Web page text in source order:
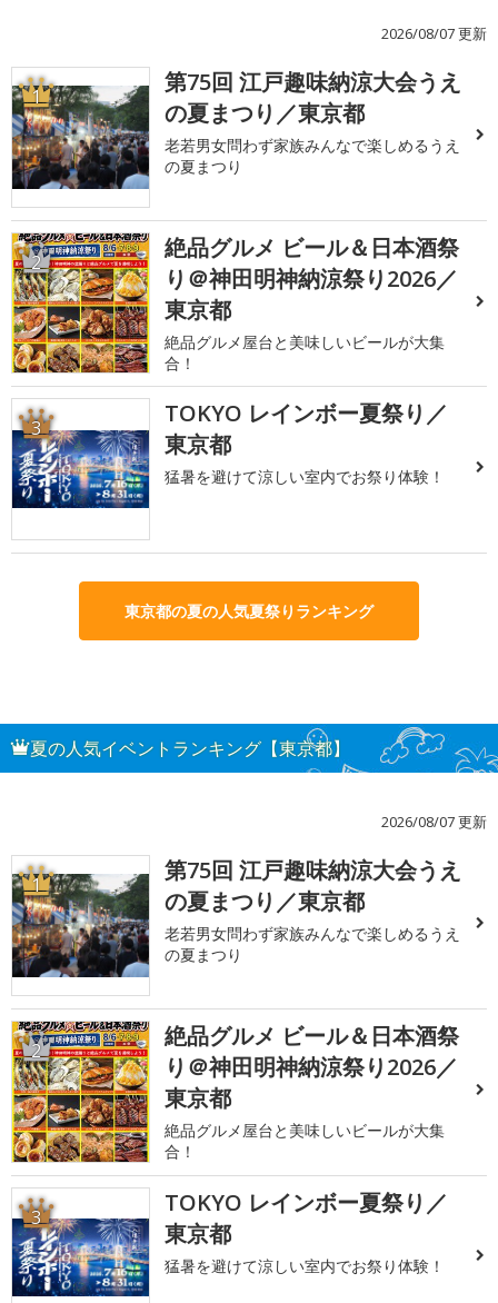
2026/08/07 更新
1
第75回 江戸趣味納涼大会うえ
の夏まつり／東京都
老若男女問わず家族みんなで楽しめるうえ
の夏まつり
2
絶品グルメ ビール＆日本酒祭
り＠神田明神納涼祭り2026／
東京都
絶品グルメ屋台と美味しいビールが大集
合！
3
TOKYO レインボー夏祭り／
東京都
猛暑を避けて涼しい室内でお祭り体験！
東京都の夏の人気夏祭りランキング
夏の人気イベントランキング【東京都】
2026/08/07 更新
1
第75回 江戸趣味納涼大会うえ
の夏まつり／東京都
老若男女問わず家族みんなで楽しめるうえ
の夏まつり
2
絶品グルメ ビール＆日本酒祭
り＠神田明神納涼祭り2026／
東京都
絶品グルメ屋台と美味しいビールが大集
合！
3
TOKYO レインボー夏祭り／
東京都
猛暑を避けて涼しい室内でお祭り体験！